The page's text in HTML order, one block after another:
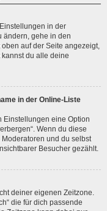
in der
ändern, gehe in den
auf der Seite angezeigt,
du alle deine
in der Online-Liste
Einstellungen eine Option
Wenn du diese
und du selbst
Besucher gezählt.
deiner eigenen Zeitzone.
die für dich passende